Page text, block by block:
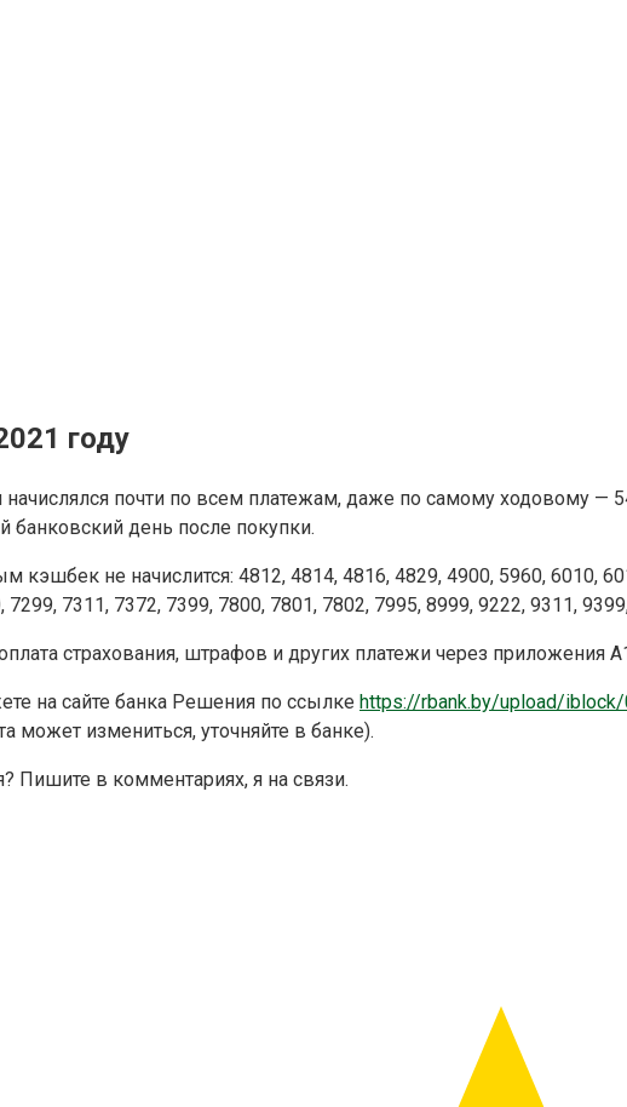
году
начислялся почти по всем платежам, даже по самому ходовому
банковский день после покупки.
кэшбек не начислится: 4812, 4814, 4816, 4829, 4900, 5960, 6010,
7311, 7372, 7399, 7800, 7801, 7802, 7995, 8999, 9222, 9311,
страхования, штрафов и других платежи через приложения
на сайте банка Решения по ссылке https://rbank.by/upload/
может измениться, уточняйте в банке).
Пишите в комментариях, я на связи.